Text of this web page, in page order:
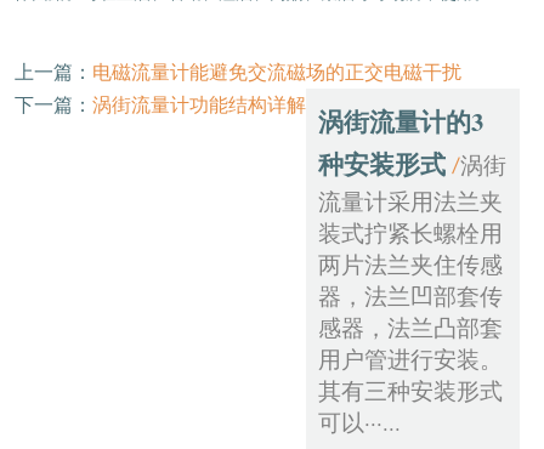
上一篇： 电磁流量计能避免交流磁场的正交电磁干扰
下一篇： 涡街流量计功能结构详解 涡街流量计的3
种安装形式 /涡街
流量计采用法兰夹
装式拧紧长螺栓用
两片法兰夹住传感
器，法兰凹部套传
感器，法兰凸部套
用户管进行安装。
其有三种安装形式
可以···...